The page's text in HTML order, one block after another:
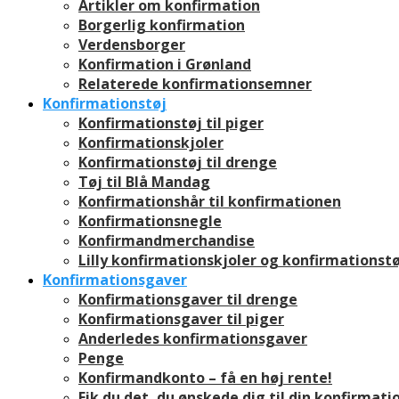
Artikler om konfirmation
Borgerlig konfirmation
Verdensborger
Konfirmation i Grønland
Relaterede konfirmationsemner
Konfirmationstøj
Konfirmationstøj til piger
Konfirmationskjoler
Konfirmationstøj til drenge
Tøj til Blå Mandag
Konfirmationshår til konfirmationen
Konfirmationsnegle
Konfirmandmerchandise
Lilly konfirmationskjoler og
Konfirmationsgaver
Konfirmationsgaver til drenge
Konfirmationsgaver til piger
Anderledes konfirmationsgaver
Penge
Konfirmandkonto – få en høj rente!